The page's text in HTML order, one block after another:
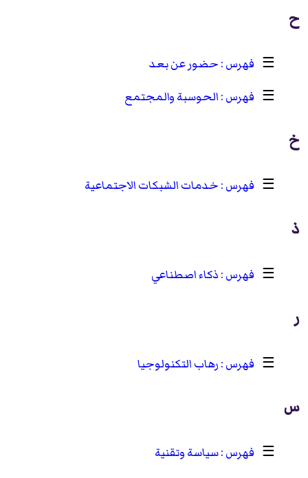
ح
☰
حضور عن بعد
☰
الحوسبة والمجتمع
خ
☰ خدمات الشبكات الاجتماعية
ذ
☰ ذكاء اصطناعي
ر
☰ رهاب التكنولوجيا
س
☰ سياسة وتقنية